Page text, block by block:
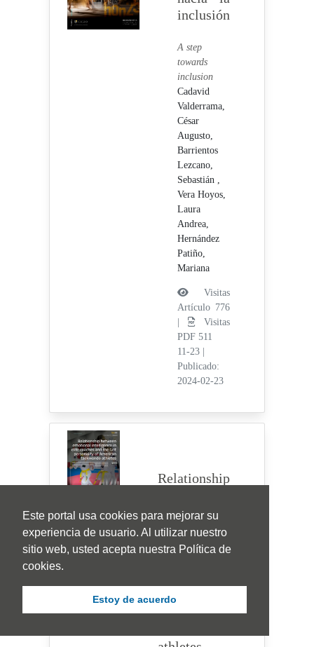
Este portal usa cookies para mejorar su
experiencia de usuario. Al utilizar nuestro
sitio web, usted acepta nuestra Política de
cookies.
Estoy de acuerdo
inclusión
A step
towards
inclusion
Cadavid
Valderrama,
César
Augusto,
Barrientos
Lezcano,
Sebastián ,
Vera Hoyos,
Laura
Andrea,
Hernández
Patiño,
Mariana
Visitas
Artículo 776
Visitas
PDF 511
11-23
Publicado:
2024-02-23
Relationship
emotional
intelligence
in elite
personality
of American